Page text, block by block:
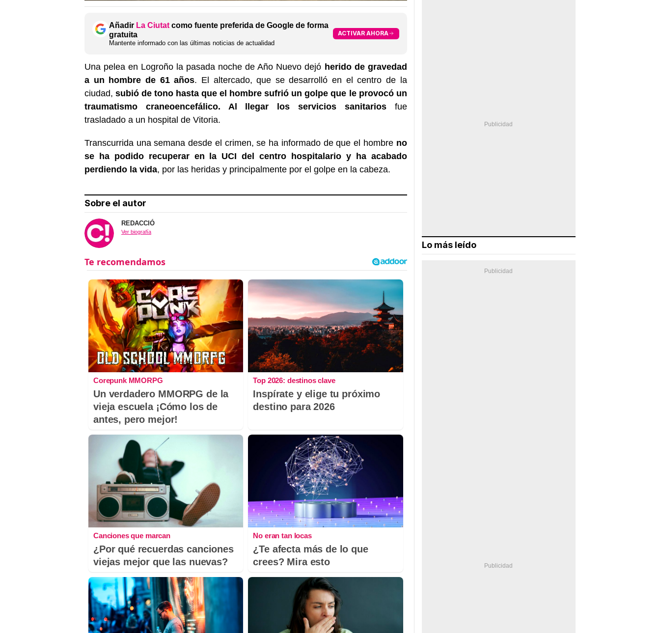
Añadir La Ciutat como fuente preferida de Google de forma
gratuita
Mantente informado con las últimas noticias de actualidad
ACTIVAR AHORA
Una pelea en Logroño la pasada noche de Año Nuevo dejó herido de gravedad
a un hombre de 61 años. El altercado, que se desarrolló en el centro de la
ciudad,subió de tono hasta que el hombre sufrió un golpe que le provocó un
traumatismo craneoencefálico. Al llegar los servicios sanitariosfue
trasladado a un hospital de Vitoria.
Transcurrida una semana desde el crimen, se ha informado de que el hombre no
se ha podido recuperar en la UCI del centro hospitalario y ha acabado
perdiendo la vida, por las heridas y principalmente por el golpe en la cabeza.
Sobre el autor
REDACCIÓ
Ver biografía
Corepunk MMORPG
Un verdadero MMORPG de la
vieja escuela ¡Cómo los de
antes, pero mejor!
Top 2026: destinos clave
Inspírate y elige tu próximo
destino para 2026
Canciones que marcan
¿Por qué recuerdas canciones
viejas mejor que las nuevas?
No eran tan locas
¿Te afecta más de lo que
crees? Mira esto
Lo más leído